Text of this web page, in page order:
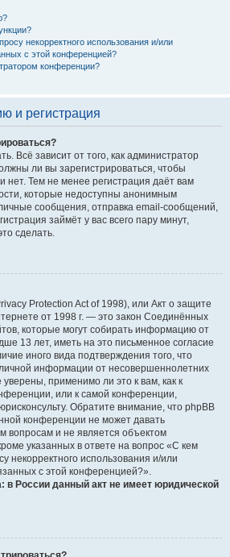
некорректного использования и/или
с этой конференцией?
конференции?
и регистрация
Всё зависит от того, как администратор
ли вы зарегистрироваться, чтобы
Тем не менее регистрация даёт вам
которые недоступны анонимным
сообщения, отправка email-сообщений,
займёт у вас всего пару минут,
сделать.
Protection Act of 1998), или Акт о защите
от 1998 г. — это закон Соединённых
которые могут собирать информацию от
13 лет, иметь на это письменное согласие
иного вида подтверждения того, что
информации от несовершеннолетних
применимо ли это к вам, как к
или к самой конференции,
Обратите внимание, что phpBB
конференции не может давать
вопросам и не является объектом
указанных в ответе на вопрос «С кем
некорректного использования и/или
с этой конференцией?».
в России данный акт не имеет юридической